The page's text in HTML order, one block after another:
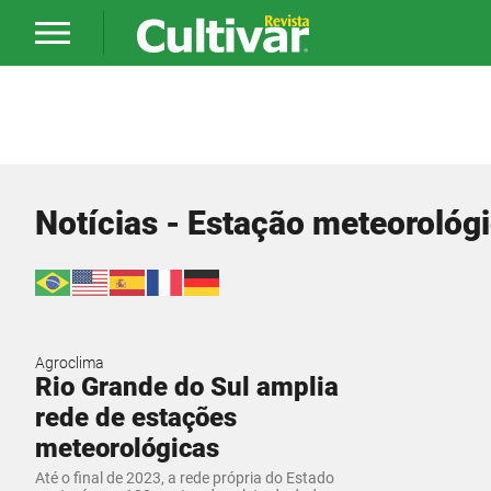
Notícias - Estação
Agroclima
Rio Grande do Sul amplia
rede de estações
meteorológicas
Até o final de 2023, a rede própria do Estado